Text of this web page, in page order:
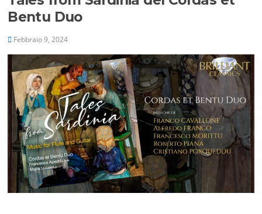
Bentu Duo
Febbraio 9, 2024